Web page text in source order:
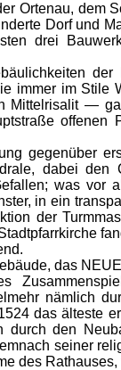
Ortenau, dem
Dorf und
drei
der
immer im
Mittelrisalit —
dabei
was vor
in ein
der
das
nämlich
das älteste
durch den
seiner
des